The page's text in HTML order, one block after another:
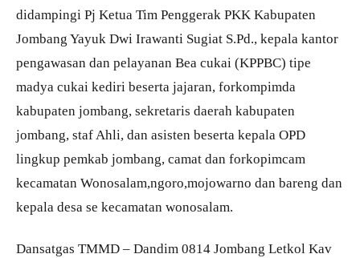
didampingi Pj Ketua Tim Penggerak PKK Kabupaten
Jombang Yayuk Dwi Irawanti Sugiat S.Pd., kepala kantor
pengawasan dan pelayanan Bea cukai (KPPBC) tipe
madya cukai kediri beserta jajaran, forkompimda
kabupaten jombang, sekretaris daerah kabupaten
jombang, staf Ahli, dan asisten beserta kepala OPD
lingkup pemkab jombang, camat dan forkopimcam
kecamatan Wonosalam,ngoro,mojowarno dan bareng dan
kepala desa se kecamatan wonosalam.
Dansatgas TMMD – Dandim 0814 Jombang Letkol Kav